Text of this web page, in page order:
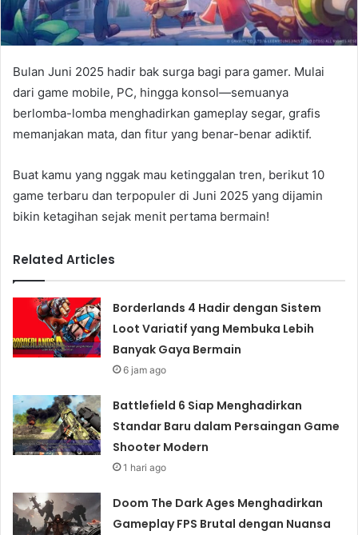
Bulan Juni 2025 hadir bak surga bagi para gamer. Mulai
dari game mobile, PC, hingga konsol—semuanya
berlomba-lomba menghadirkan gameplay segar, grafis
memanjakan mata, dan fitur yang benar-benar adiktif.
Buat kamu yang nggak mau ketinggalan tren, berikut 10
game terbaru dan terpopuler di Juni 2025 yang dijamin
bikin ketagihan sejak menit pertama bermain!
Related Articles
Borderlands 4 Hadir dengan Sistem
Loot Variatif yang Membuka Lebih
Banyak Gaya Bermain
6 jam ago
Battlefield 6 Siap Menghadirkan
Standar Baru dalam Persaingan Game
Shooter Modern
1 hari ago
Doom The Dark Ages Menghadirkan
Gameplay FPS Brutal dengan Nuansa